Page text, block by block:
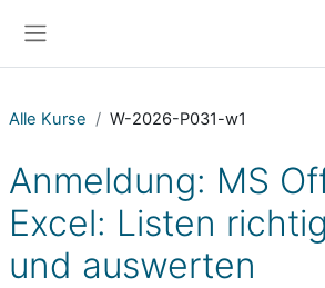
Alle Kurse W-2026-P031-w1
Anmeldung: MS
Excel: Listen
und auswerten